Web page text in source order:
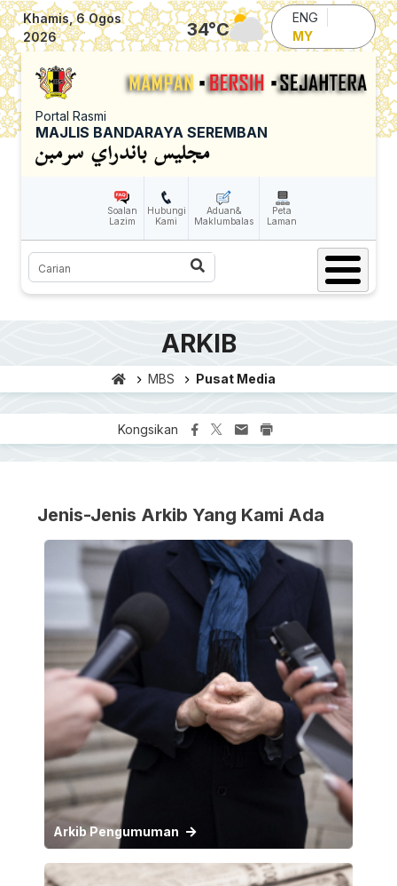
Skip to main content
Khamis, 6 Ogos
2026
34°C
ENG
MY
Portal Rasmi
MAJLIS BANDARAYA SEREMBAN
Soalan
Lazim
Hubungi
Kami
Aduan&
Maklumbalas
Peta
Laman
Carian
ARKIB
MBS Pusat Media
Kongsikan
Jenis-Jenis Arkib Yang Kami Ada
Arkib Pengumuman